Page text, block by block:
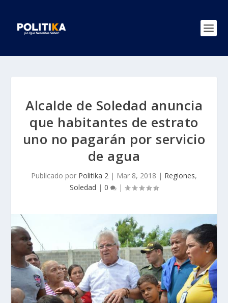
Alcalde de Soledad anuncia
que habitantes de estrato
uno no pagarán por servicio
de agua
Publicado por Politika 2 | Mar 8, 2018 | Regiones,
Soledad | 0 |